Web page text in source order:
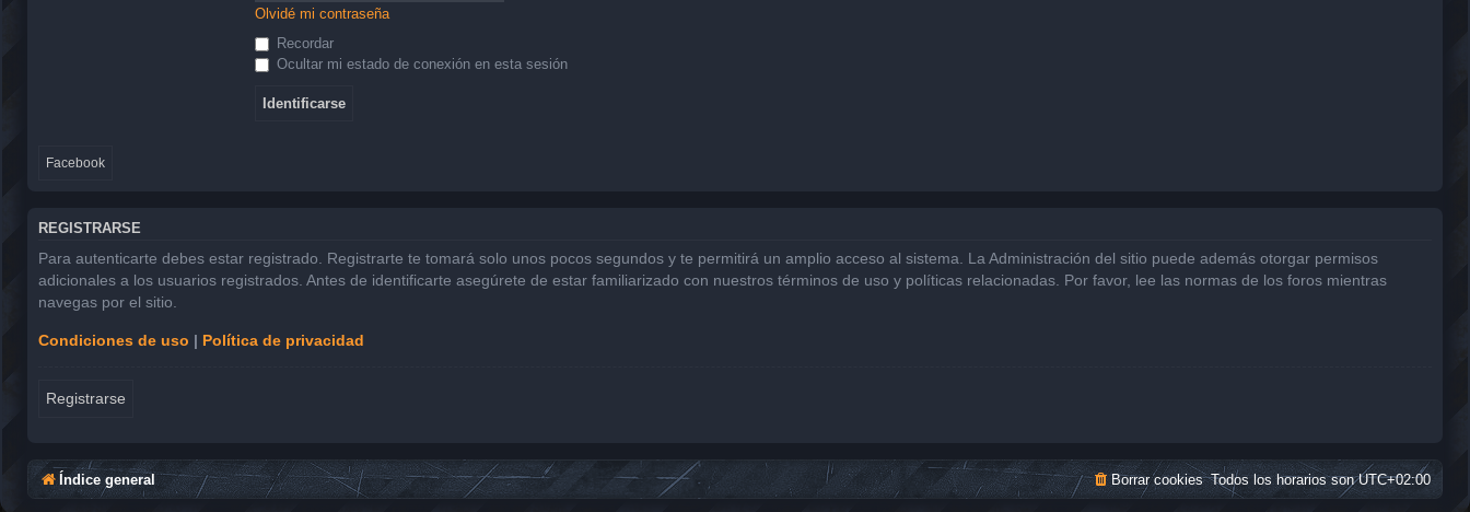
Olvidé mi contraseña
Recordar
Ocultar mi estado de conexión en esta sesión
Facebook
REGISTRARSE
Para autenticarte debes estar registrado. Registrarte te tomará solo unos pocos segundos y te permitirá un amplio acceso al sistema. La Administración del sitio puede además otorgar permisos
adicionales a los usuarios registrados. Antes de identificarte asegúrete de estar familiarizado con nuestros términos de uso y políticas relacionadas. Por favor, lee las normas de los foros mientras
navegas por el sitio.
Condiciones de uso | Política de privacidad
Registrarse
Índice general Todos los horarios sonUTC+02:00
Borrar cookies